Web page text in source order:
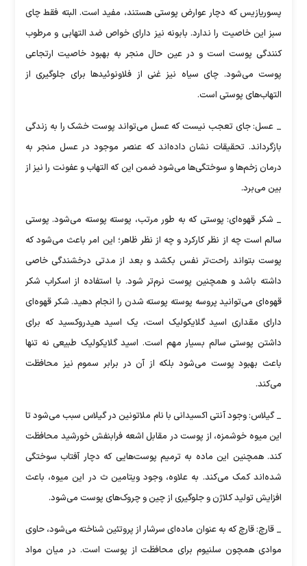
پسوریازیس که دچار عوارض پوستی هستند، مفید است. البته فقط چای
سبز این خاصیت را ندارد. بابونه نیز دارای خواص ضد التهابی و مرطوب
کنندگی پوست است و در عین حال منجر به بهبود خاصیت ارتجاعی
پوست می‌شود. چای سیاه نیز غنی از فلاونوئیدها برای جلوگیری از
التهاب‌های پوستی است.
_ عسل: جای تعجب نیست که عسل می‌تواند پوست خشک را به زندگی
بازگرداند. تحقیقات نشان داده‌اند که عنصر موجود در عسل منجر به
درمان زخم‌ها و سوختگی‌ها می‌شود ضمن این که التهاب و عفونت را نیز از
بین می‌برد.
_ شکر قهوه‌ای: پوستی که به طور مرتب، پوسته پوسته می‌شود. پوستی
سالم است چه از نظر کارکرد و چه از نظر ظاهر؛ این امر باعث می‌شود که
پوست بتواند راحت‌تر نفس بکشد و بعد از مدتی درخشندگی خاصی
داشته باشد و همچنین پوست نرم‌تر شود. با استفاده از اسکراب شکر
قهوه‌ای می‌توانید پروسه پوسته پوسته شدن را انجام دهید. شکر قهوه‌ای
دارای مقداری اسید گلایکولیک است، یک اسید هیدروکسید که برای
داشتن پوستی سالم بسیار مهم است. اسید گلایکولیک طبیعی نه تنها
باعث بهبود پوست می‌شود بلکه از آن در برابر سموم نیز محافظت
می‌کند.
_ گیلاس: وجود آنتی اکسیدانی با نام ملاتونین در گیلاس سبب می‌شود تا
این میوه خوشمزه، از پوست در مقابل اشعه فرابنفش خورشید محافظت
کند. همچنین این ماده به ترمیم پوست‌هایی که دچار آفتاب سوختگی
شده‌اند کمک می‌کند. به علاوه، وجود ویتامین ث در این میوه، باعث
افزایش تولید کلاژن و جلوگیری از چین و چروک‌های پوست می‌شود.
_ قارچ: قارچ که به عنوان ماده‌ای سرشار از پروتئین شناخته می‌شود، حاوی
موادی همچون سلنیوم برای محافظت از پوست است. در میان مواد